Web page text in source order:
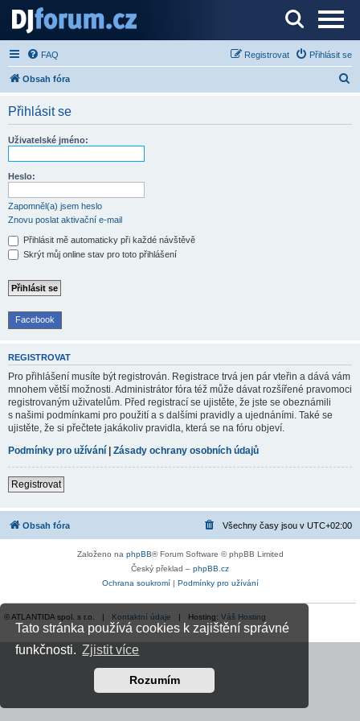
Tato stránka používá cookies k zajištění správné
funkčnosti. Zjistit více
Rozumím
Server o DJ technice a DJingu
FAQ Přihlásit se
Registrovat
Obsah fóra
Přihlásit se
Uživatelské jméno:
Heslo:
Zapomněl(a) jsem heslo
Znovu poslat aktivační e-mail
Přihlásit mě automaticky při každé návštěvě
Skrýt můj online stav pro toto přihlášení
Facebook
REGISTROVAT
Pro přihlášení musíte být registrován. Registrace trvá jen pár vteřin a dává vám
mnohem větší možnosti. Administrátor fóra též může dávat rozšířené pravomoci
registrovaným uživatelům. Před registrací se ujistěte, že jste se obeznámili
s našimi podmínkami pro použití a s dalšími pravidly a ujednáními. Také se
ujistěte, že si přečtete jakákoliv pravidla, která se na fóru objeví.
Podmínky pro užívání | Zásady ochrany osobních údajů
Registrovat
Obsah fóra Všechny časy jsou v UTC+02:00
Založeno na phpBB® Forum Software © phpBB Limited
Český překlad – phpBB.cz
Ochrana soukromí| Podmínky pro užívání
© ATLANTIDA spol. s r.o. | Kontaktní údaje | Hosting: Váš Hosting